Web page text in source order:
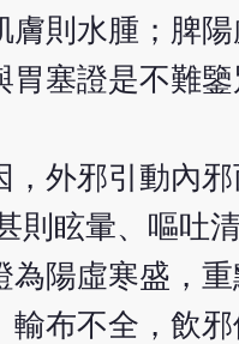
膚則水腫；脾陽
塞證是不難鑒
，外邪引動內邪
則眩暈、嘔吐清
為陽虛寒盛，重
輸布不全，飲邪